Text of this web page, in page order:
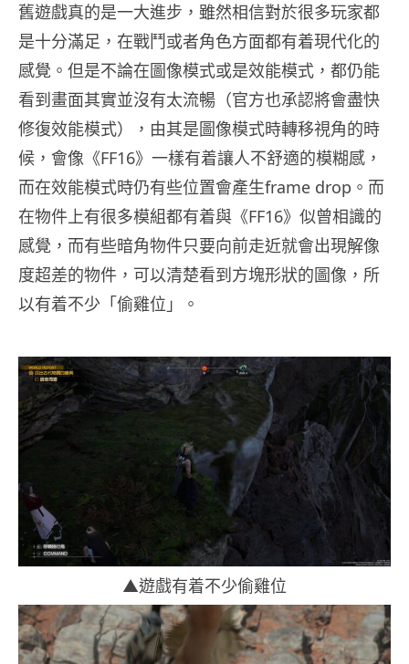
舊遊戲真的是一大進步，雖然相信對於很多玩家都
是十分滿足，在戰鬥或者角色方面都有着現代化的
感覺。但是不論在圖像模式或是效能模式，都仍能
看到畫面其實並沒有太流暢（官方也承認將會盡快
修復效能模式），由其是圖像模式時轉移視角的時
候，會像《FF16》一樣有着讓人不舒適的模糊感，
而在效能模式時仍有些位置會產生frame drop。而
在物件上有很多模組都有着與《FF16》似曾相識的
感覺，而有些暗角物件只要向前走近就會出現解像
度超差的物件，可以清楚看到方塊形狀的圖像，所
以有着不少「偷雞位」。
▲遊戲有着不少偷雞位